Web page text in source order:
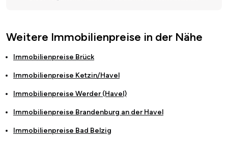
Weitere Immobilienpreise in der Nähe
Immobilienpreise Brück
Immobilienpreise Ketzin/Havel
Immobilienpreise Werder (Havel)
Immobilienpreise Brandenburg an der Havel
Immobilienpreise Bad Belzig